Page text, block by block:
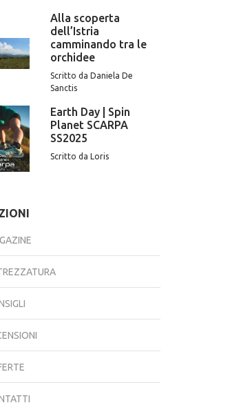
Alla scoperta
dell’Istria
camminando tra le
orchidee
Scritto da Daniela De
Sanctis
Earth Day | Spin
Planet SCARPA
SS2025
Scritto da Loris